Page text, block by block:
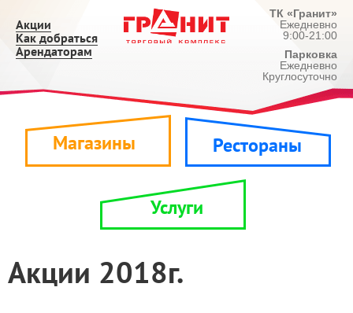
Акции
Как добраться
Арендаторам
ТК «Гранит»
Ежедневно
9:00-21:00
Парковка
Ежедневно
Круглосуточно
Магазины Рестораны
Услуги
Акции 2018г.